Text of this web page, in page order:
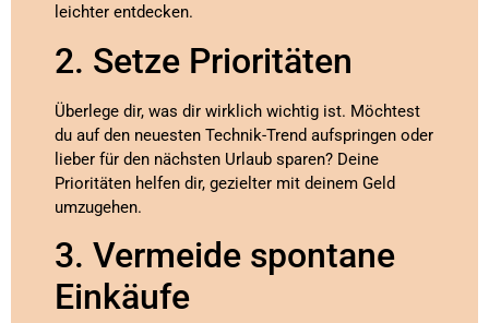
leichter entdecken.
2. Setze Prioritäten
Überlege dir, was dir wirklich wichtig ist. Möchtest
du auf den neuesten Technik-Trend aufspringen oder
lieber für den nächsten Urlaub sparen? Deine
Prioritäten helfen dir, gezielter mit deinem Geld
umzugehen.
3. Vermeide spontane
Einkäufe